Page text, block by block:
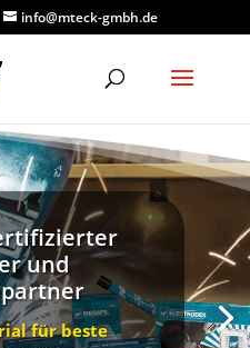
info@mteck-gmbh.de
und
für beste